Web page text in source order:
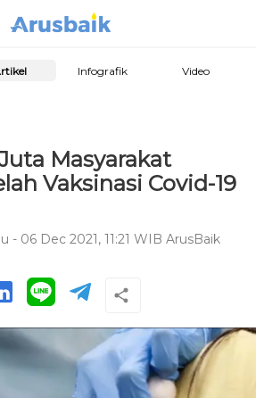
Infografik Video
Masyarakat
Vaksinasi Covid-19
- 06 Dec 2021, 11:21 WIB ArusBaik